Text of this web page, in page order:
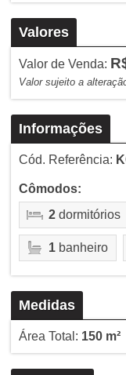
Valores
Valor de Venda:
Valor sujeito a
Informações
Cód. Referência:
Cômodos:
2dormitórios
1banheiro
Medidas
Área Total: 150 m²